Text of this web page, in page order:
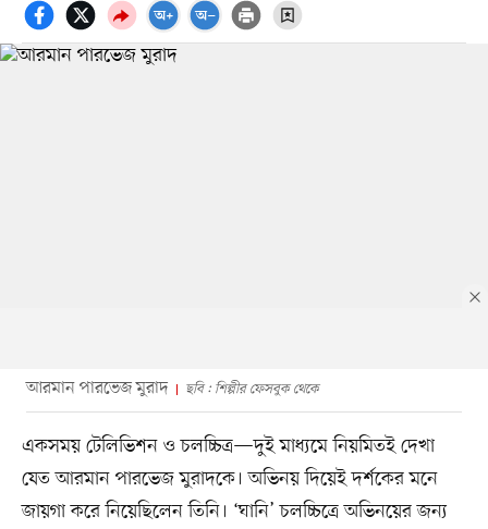
আরমান পারভেজ মুরাদ ছবি : শিল্পীর ফেসবুক থেকে
একসময় টেলিভিশন ও চলচ্চিত্র—দুই মাধ্যমে নিয়মিতই দেখা
যেত আরমান পারভেজ মুরাদকে। অভিনয় দিয়েই দর্শকের মনে
জায়গা করে নিয়েছিলেন তিনি। ‘ঘানি’ চলচ্চিত্রে অভিনয়ের জন্য